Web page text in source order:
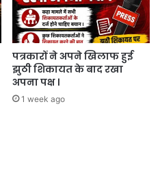
पत्रकारों ने अपने खिलाफ हुई
झुठी शिकायत के बाद रखा
अपना पक्ष ।
1 week ago